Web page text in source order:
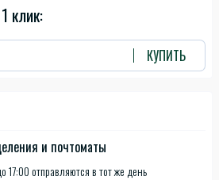
клик:
КУПИТЬ
и почтоматы
отправляются в тот же день